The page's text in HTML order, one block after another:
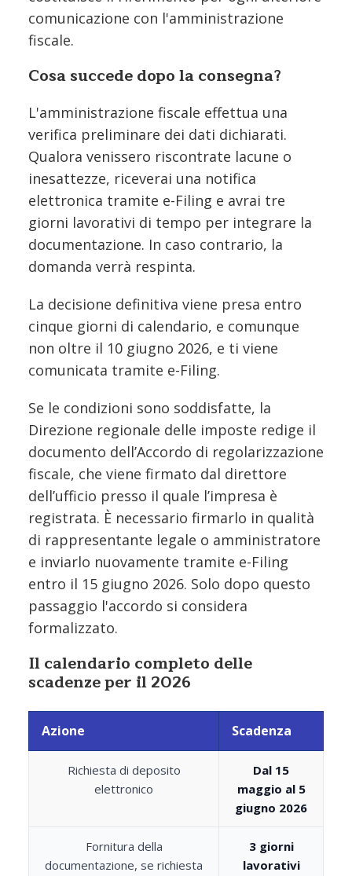
comunicazione con l'amministrazione
fiscale.
Cosa succede dopo la consegna?
L'amministrazione fiscale effettua una
verifica preliminare dei dati dichiarati.
Qualora venissero riscontrate lacune o
inesattezze, riceverai una notifica
elettronica tramite e-Filing e avrai tre
giorni lavorativi di tempo per integrare la
documentazione. In caso contrario, la
domanda verrà respinta.
La decisione definitiva viene presa entro
cinque giorni di calendario, e comunque
non oltre il 10 giugno 2026, e ti viene
comunicata tramite e-Filing.
Se le condizioni sono soddisfatte, la
Direzione regionale delle imposte redige il
documento dell’Accordo di regolarizzazione
fiscale, che viene firmato dal direttore
dell’ufficio presso il quale l’impresa è
registrata. È necessario firmarlo in qualità
di rappresentante legale o amministratore
e inviarlo nuovamente tramite e-Filing
entro il 15 giugno 2026. Solo dopo questo
passaggio l'accordo si considera
formalizzato.
Il calendario completo delle
scadenze per il 2026
Azione Scadenza
Richiesta di deposito
elettronico
Dal 15
maggio al 5
giugno 2026
Fornitura della
documentazione, se richiesta
3 giorni
lavorativi